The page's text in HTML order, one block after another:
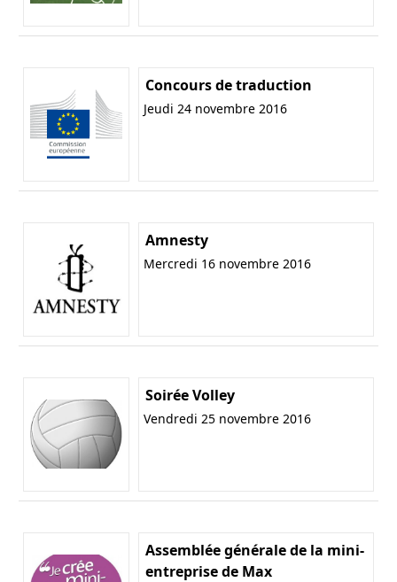
Concours de traduction
Jeudi 24 novembre 2016
Amnesty
Mercredi 16 novembre 2016
Soirée Volley
Vendredi 25 novembre 2016
Assemblée générale de la mini-
entreprise de Max